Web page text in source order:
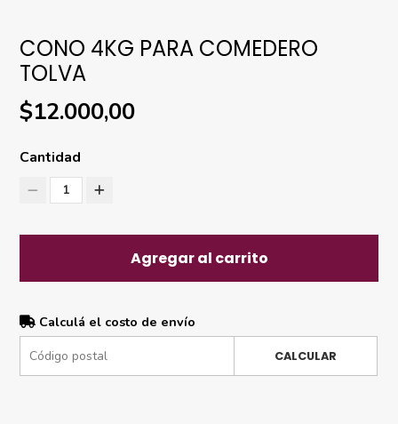
CONO 4KG PARA COMEDERO
TOLVA
$12.000,00
Cantidad
1
Agregar al carrito
Calculá el costo de envío
CALCULAR